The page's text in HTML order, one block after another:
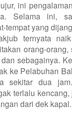
ini
Selama ini,
tempat yang
ternyata
orang-
sebagainya.
ke Pelabuhan
sekitar dua
terlalu
dari dek kapal.